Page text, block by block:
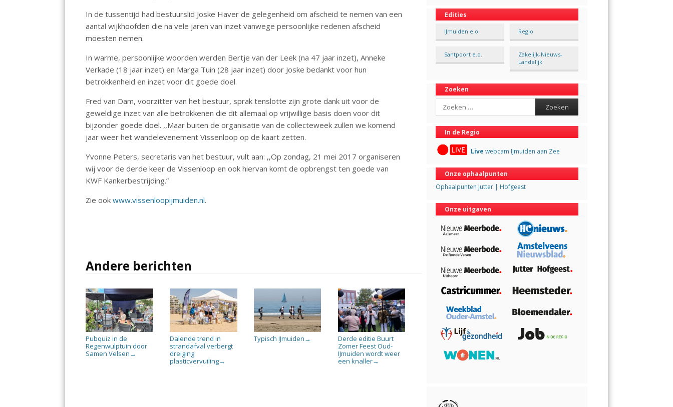
In de tussentijd had bestuurslid Joske Haver de gelegenheid om afscheid te nemen van een
aantal wijkhoofden die na vele jaren van inzet vanwege persoonlijke redenen afscheid
moesten nemen.
In warme, persoonlijke woorden werden Bertje van der Leek (na 47 jaar inzet), Anneke
Verkade (18 jaar inzet) en Marga Tuin (28 jaar inzet) door Joske bedankt voor hun
betrokkenheid en inzet voor dit goede doel.
Fred van Dam, voorzitter van het bestuur, sprak tenslotte zijn grote dank uit voor de
geweldige inzet van alle betrokkenen die dit allemaal op vrijwillige basis doen voor dit
bijzonder goede doel. ,,Maar buiten de organisatie van de collecteweek zullen we komend
jaar weer het wandelevenement Vissenloop op de kaart zetten.
Yvonne Peters, secretaris van het bestuur, vult aan: ,,Op zondag, 21 mei 2017 organiseren
wij voor de derde keer de Vissenloop en ook hiervan komt de opbrengst ten goede van
KWF Kankerbestrijding.”
Zie ookwww.vissenloopijmuiden.nl.
Andere berichten
Pubquiz in de
Regenwulptuin door
Samen Velsen →
Dalende trend in
strandafval verbergt
dreiging
plasticvervuiling→
Typisch IJmuiden →
Derde editie Buurt
Zomer Feest Oud-
IJmuiden wordt weer
een knaller→
Edities
IJmuiden e.o. Regio
Santpoort e.o.
Zakelijk-Nieuws-
Landelijk
Zoeken
Search
In de Regio
Live webcam IJmuiden aan Zee
Onze ophaalpunten
Ophaalpunten Jutter | Hofgeest
Onze uitgaven